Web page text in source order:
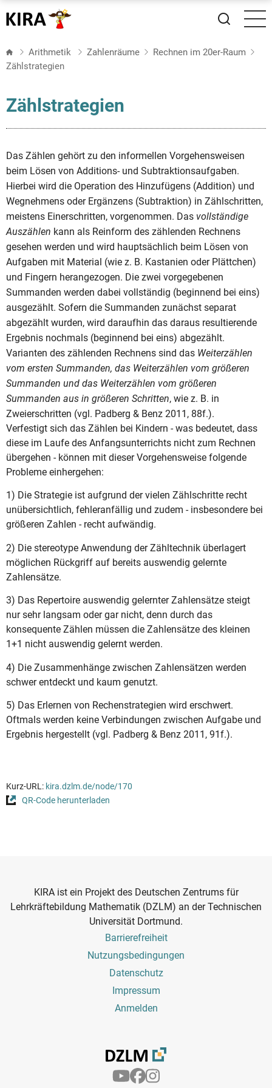
zum
Arithmetik Zahlenräume
Rechnen im 20er-Raum
Zählstrategien
Zählstrategien
Das Zählen gehört zu den informellen Vorgehensweisen
beim Lösen von Additions- und Subtraktionsaufgaben.
Hierbei wird die Operation des Hinzufügens (Addition) und
Wegnehmens oder Ergänzens (Subtraktion) in Zählschritten,
meistens Einerschritten, vorgenommen. Das vollständige
Auszählen kann als Reinform des zählenden Rechnens
gesehen werden und wird hauptsächlich beim Lösen von
Aufgaben mit Material (wie z. B. Kastanien oder Plättchen)
und Fingern herangezogen. Die zwei vorgegebenen
Summanden werden dabei vollständig (beginnend bei eins)
ausgezählt. Sofern die Summanden zunächst separat
abgezählt wurden, wird daraufhin das daraus resultierende
Ergebnis nochmals (beginnend bei eins) abgezählt.
Varianten des zählenden Rechnens sind das Weiterzählen
vom ersten Summanden, das Weiterzählen vom größeren
Summanden und das Weiterzählen vom größeren
Summanden aus in größeren Schritten, wie z. B. in
Zweierschritten (vgl. Padberg & Benz 2011, 88f.).
Verfestigt sich das Zählen bei Kindern - was bedeutet, dass
diese im Laufe des Anfangsunterrichts nicht zum Rechnen
übergehen - können mit dieser Vorgehensweise folgende
Probleme einhergehen:
1) Die Strategie ist aufgrund der vielen Zählschritte recht
unübersichtlich, fehleranfällig und zudem - insbesondere bei
größeren Zahlen - recht aufwändig.
2) Die stereotype Anwendung der Zähltechnik überlagert
möglichen Rückgriff auf bereits auswendig gelernte
Zahlensätze.
3) Das Repertoire auswendig gelernter Zahlensätze steigt
nur sehr langsam oder gar nicht, denn durch das
konsequente Zählen müssen die Zahlensätze des kleinen
1+1 nicht auswendig gelernt werden.
4) Die Zusammenhänge zwischen Zahlensätzen werden
schwer entdeckt und kaum genutzt.
5) Das Erlernen von Rechenstrategien wird erschwert.
Oftmals werden keine Verbindungen zwischen Aufgabe und
Ergebnis hergestellt (vgl. Padberg & Benz 2011, 91f.).
Kurz-URL: kira.dzlm.de/node/170
QR-Code herunterladen
KIRA ist ein Projekt des Deutschen Zentrums für
Lehrkräftebildung Mathematik (DZLM) an der Technischen
Universität Dortmund.
Barrierefreiheit
Nutzungsbedingungen
Datenschutz
Impressum
Anmelden